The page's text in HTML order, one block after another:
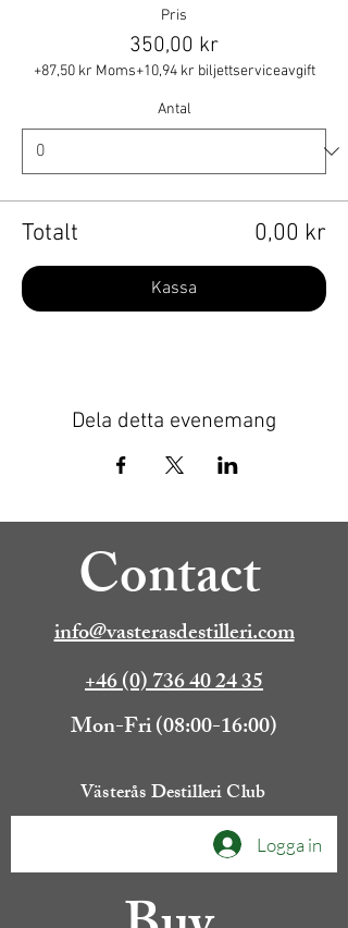
Pris
350,00 kr
+87,50 kr Moms+10,94 kr biljettserviceavgift
Antal
Totalt 0,00 kr
Kassa
Dela detta evenemang
Contact
info@vasterasdestilleri.com
+46 (0) 736 40 24 35
Mon-Fri (08:00-16:00)
Västerås Destilleri Club
Logga in